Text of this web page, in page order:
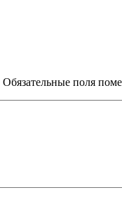
Обязательные поля